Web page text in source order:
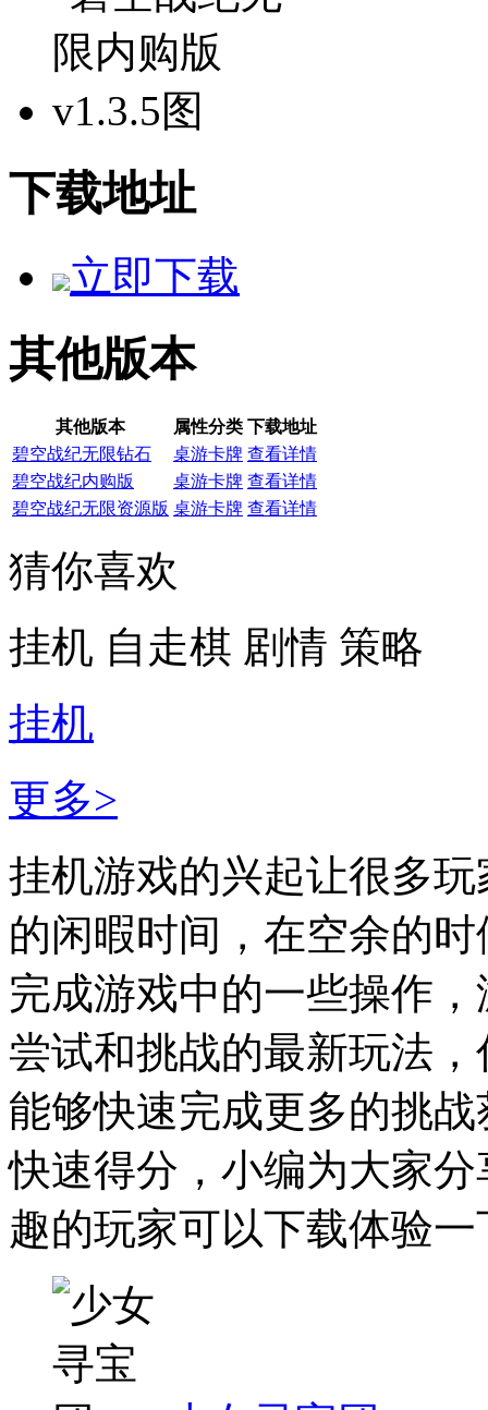
下载地址
立即下载
其他版本
其他版本 属性分类 下载地址
碧空战纪无限钻石
桌游卡牌 查看详情
碧空战纪内购版
桌游卡牌 查看详情
碧空战纪无限资源版 桌游卡牌 查看详情
猜你喜欢
挂机 自走棋 剧情 策略
挂机
更多>
挂机游戏的兴起让很多
的闲暇时间，在空余的
完成游戏中的一些操作
尝试和挑战的最新玩法
能够快速完成更多的挑
快速得分，小编为大家
趣的玩家可以下载体验一